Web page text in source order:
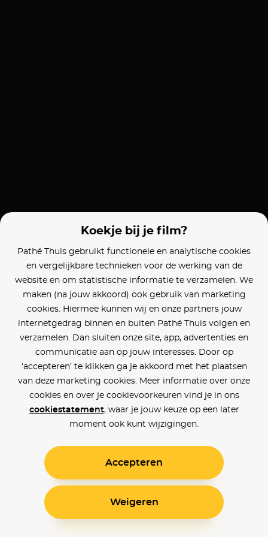
Koekje bij je film?
Pathé Thuis gebruikt functionele en analytische cookies
en vergelijkbare technieken voor de werking van de
website en om statistische informatie te verzamelen. We
maken (na jouw akkoord) ook gebruik van marketing
cookies. Hiermee kunnen wij en onze partners jouw
internetgedrag binnen en buiten Pathé Thuis volgen en
verzamelen. Dan sluiten onze site, app, advertenties en
communicatie aan op jouw interesses. Door op
‘accepteren’ te klikken ga je akkoord met het plaatsen
van deze marketing cookies. Meer informatie over onze
cookies en over je cookievoorkeuren vind je in ons
cookiestatement, waar je jouw keuze op een later
moment ook kunt wijzigingen.
Accepteren
Weigeren